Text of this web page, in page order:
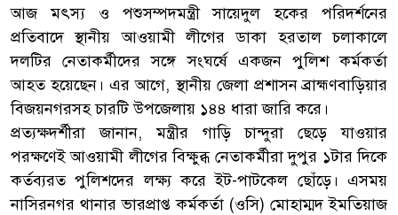
আজ মৎস্য ও পশুসম্পদমন্ত্রী সায়েদুল হকের পরিদর্শনের
প্রতিবাদে স্থানীয় আওয়ামী লীগের ডাকা হরতাল চলাকালে
দলটির নেতাকর্মীদের সঙ্গে সংঘর্ষে একজন পুলিশ কর্মকর্তা
আহত হয়েছেন। এর আগে, স্থানীয় জেলা প্রশাসন ব্রাহ্মণবাড়িয়ার
বিজয়নগরসহ চারটি উপজেলায় ১৪৪ ধারা জারি করে।
প্রত্যক্ষদর্শীরা জানান, মন্ত্রীর গাড়ি চান্দুরা ছেড়ে যাওয়ার
পরক্ষণেই আওয়ামী লীগের বিক্ষুব্ধ নেতাকর্মীরা দুপুর ১টার দিকে
কর্তব্যরত পুলিশদের লক্ষ্য করে ইট-পাটকেল ছোঁড়ে। এসময়
নাসিরনগর থানার ভারপ্রাপ্ত কর্মকর্তা (ওসি) মোহাম্মদ ইমতিয়াজ